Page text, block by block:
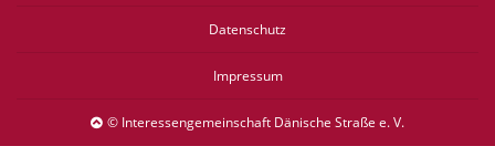
Datenschutz
Impressum
© Interessengemeinschaft Dänische Straße e. V.